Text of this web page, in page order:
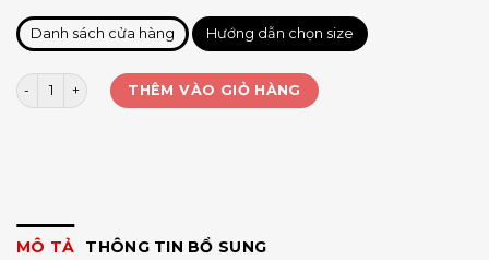
Danh sách cửa hàng Hướng dẫn chọn size
Set dài tăm gân có túi BX673 số lượng
THÊM VÀO GIỎ HÀNG
MÔ TẢ THÔNG TIN BỔ SUNG